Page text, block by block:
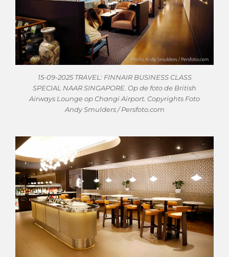
15-09-2025 TRAVEL: FINNAIR BUSINESS CLASS
SPECIAL NAAR SINGAPORE. Op de foto de British
Airways Lounge op Changi Airport. Copyrights Foto
Andy Smulders / Persfoto.com